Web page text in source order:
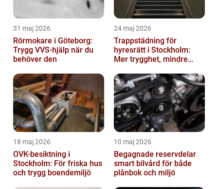
31 maj 2026
Rörmokare i Göteborg:
Trygg VVS-hjälp när du
behöver den
24 maj 2026
Trappstädning för
hyresrätt i Stockholm:
Mer trygghet, mindre
18 maj 2026
OVK-besiktning i
Stockholm: För friska hus
och trygg boendemiljö
10 maj 2026
Begagnade reservdelar
smart bilvård för både
plånbok och miljö